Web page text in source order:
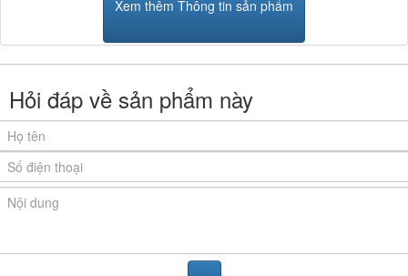
Xem thêm Thông tin sản phẩm
Hỏi đáp về sản phẩm này